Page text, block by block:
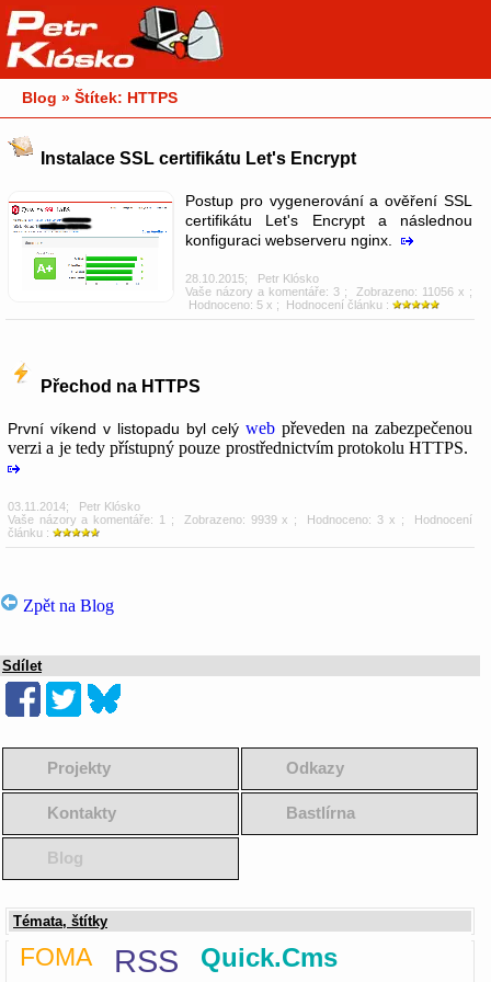
Blog » Štítek: HTTPS
Instalace SSL certifikátu Let's Encrypt
Postup pro vygenerování a ověření SSL
certifikátu Let's Encrypt a následnou
konfiguraci webserveru nginx.
28.10.2015; Petr Klósko
Vaše názory a komentáře: 3 ; Zobrazeno: 11056 x ;
Hodnoceno: 5 x ; Hodnocení článku :
Přechod na HTTPS
První víkend v listopadu byl celýweb převeden na zabezpečenou
verzi a je tedy přístupný pouze prostřednictvím protokolu HTTPS.
03.11.2014; Petr Klósko
Vaše názory a komentáře: 1
; Zobrazeno: 9939 x ; Hodnoceno: 3 x ; Hodnocení
článku :
Zpět na Blog
Sdílet
Projekty Odkazy
Kontakty Bastlírna
Blog
Témata, štítky
FOMA RSS Quick.Cms